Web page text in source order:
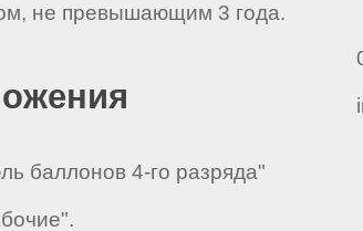
не превышающим 3 года.
баллонов 4-го разряда"